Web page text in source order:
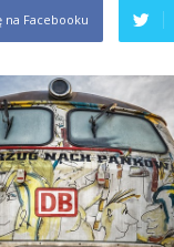
na Facebooku